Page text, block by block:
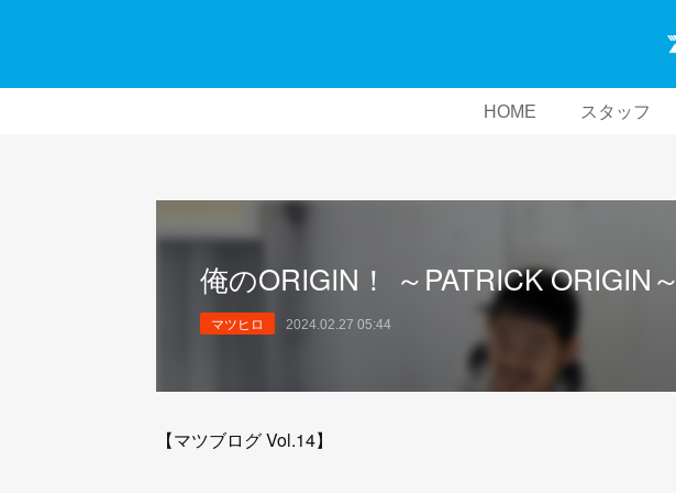
HOME スタッフ
俺のORIGIN！ ～PATRICK ORIGIN～
マツヒロ 2024.02.27 05:44
【マツブログ Vol.14】